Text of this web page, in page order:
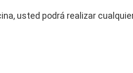
usted podrá realizar